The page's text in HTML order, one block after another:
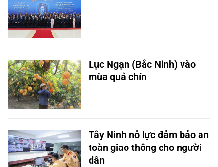
Lục Ngạn (Bắc Ninh) vào
mùa quả chín
Tây Ninh nỗ lực đảm bảo an
toàn giao thông cho người
dân